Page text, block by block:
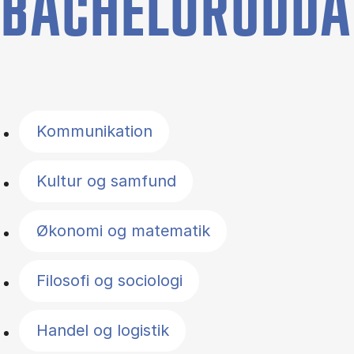
Kommunikation
Kultur og samfund
Økonomi og matematik
Filosofi og sociologi
Handel og logistik